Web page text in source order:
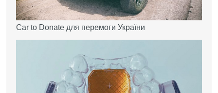
Car to Donate для перемоги України